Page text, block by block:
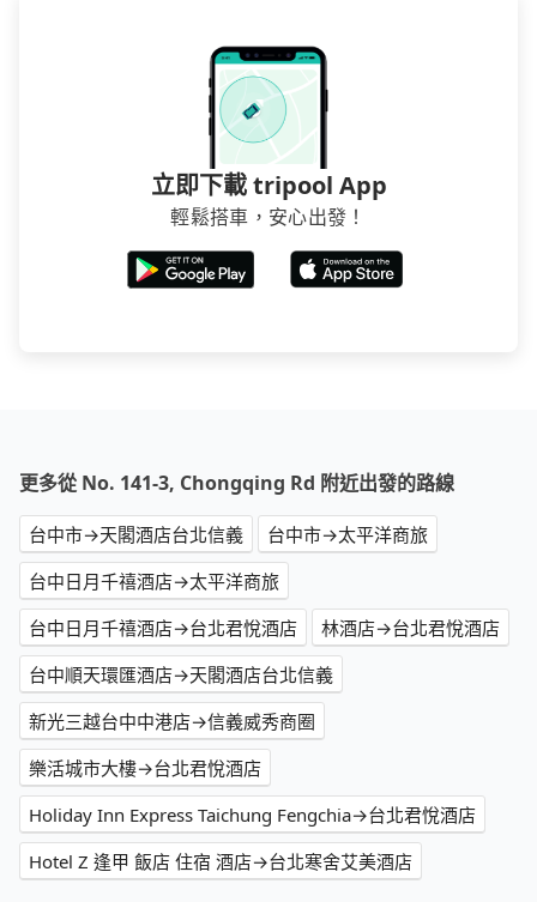
立即下載 tripool App
輕鬆搭車，安心出發！
更多從 No. 141-3, Chongqing Rd 附近出發的路線
台中市→天閣酒店台北信義
台中市→太平洋商旅
台中日月千禧酒店→太平洋商旅
台中日月千禧酒店→台北君悅酒店
林酒店→台北君悅酒店
台中順天環匯酒店→天閣酒店台北信義
新光三越台中中港店→信義威秀商圈
樂活城市大樓→台北君悅酒店
Holiday Inn Express Taichung Fengchia→台北君悅酒店
Hotel Z 逢甲 飯店 住宿 酒店→台北寒舍艾美酒店